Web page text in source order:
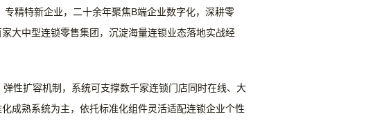
精特新企业，二十余年聚焦B端企业数字化，深耕零
大中型连锁零售集团，沉淀海量连锁业态落地实战经
性扩容机制，系统可支撑数千家连锁门店同时在线、大
成熟系统为主，依托标准化组件灵活适配连锁企业个性